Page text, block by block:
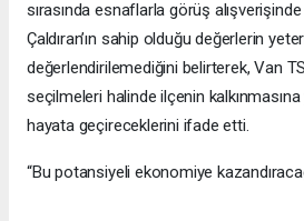
sırasında esnaflarla görüş
Çaldıran’ın sahip olduğu değerlerin
değerlendirilemediğini belirterek, Van
seçilmeleri halinde ilçenin
hayata geçireceklerini ifade etti.
“Bu potansiyeli ekonomiye